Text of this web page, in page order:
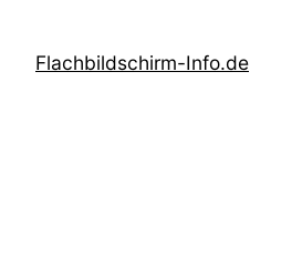
springenFlachbildschirm-Info.de